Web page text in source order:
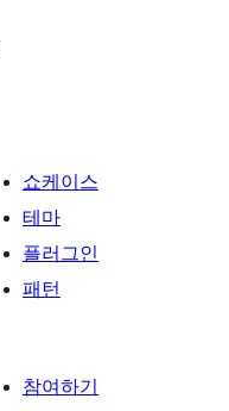
쇼케이스
테마
플러그인
패턴
참여하기